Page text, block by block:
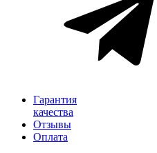
Гарантия
качества
Отзывы
Оплата